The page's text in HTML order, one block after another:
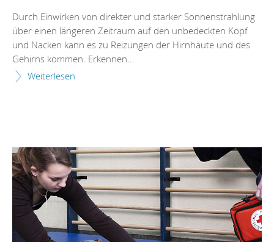
Durch Einwirken von direkter und starker Sonnenstrahlung
über einen längeren Zeitraum auf den unbedeckten Kopf
und Nacken kann es zu Reizungen der Hirnhäute und des
Gehirns kommen. Erkennen...
Weiterlesen